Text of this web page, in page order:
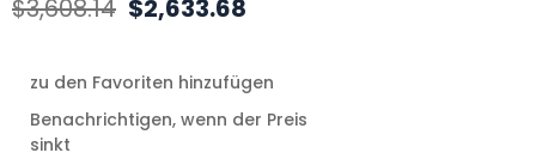
$3,608.14 $2,633.68
zu den Favoriten hinzufügen
Benachrichtigen, wenn der Preis
sinkt